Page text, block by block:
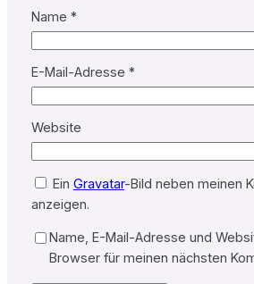
Name *
E-Mail-Adresse *
Website
Ein Gravatar-Bild neben meinen
anzeigen.
Name, E-Mail-Adresse und
Browser für meinen nächsten